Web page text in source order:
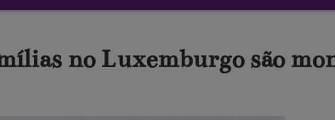
no Luxemburgo são